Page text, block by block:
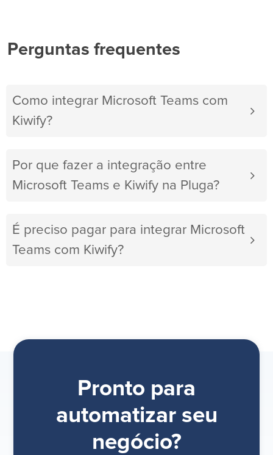
Perguntas frequentes
Como integrar Microsoft Teams com
Kiwify?
Por que fazer a integração entre
Microsoft Teams e Kiwify na Pluga?
É preciso pagar para integrar Microsoft
Teams com Kiwify?
Pronto para
automatizar seu
negócio?